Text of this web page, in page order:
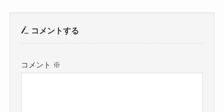
コメントする
コメント ※